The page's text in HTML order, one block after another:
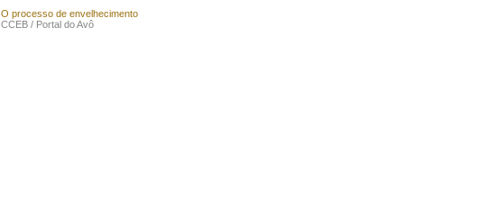
O processo de envelhecimento
CCEB / Portal do Avô